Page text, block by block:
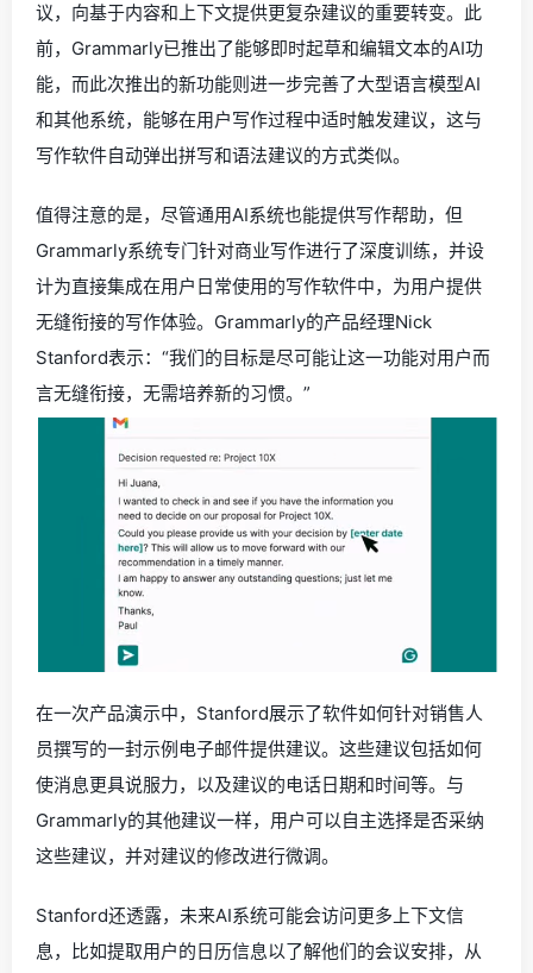
议，向基于内容和上下文提供更复杂建议的重要转变。此
前，Grammarly已推出了能够即时起草和编辑文本的AI功
能，而此次推出的新功能则进一步完善了大型语言模型AI
和其他系统，能够在用户写作过程中适时触发建议，这与
写作软件自动弹出拼写和语法建议的方式类似。
值得注意的是，尽管通用AI系统也能提供写作帮助，但
Grammarly系统专门针对商业写作进行了深度训练，并设
计为直接集成在用户日常使用的写作软件中，为用户提供
无缝衔接的写作体验。Grammarly的产品经理Nick
Stanford表示：“我们的目标是尽可能让这一功能对用户而
言无缝衔接，无需培养新的习惯。”
在一次产品演示中，Stanford展示了软件如何针对销售人
员撰写的一封示例电子邮件提供建议。这些建议包括如何
使消息更具说服力，以及建议的电话日期和时间等。与
Grammarly的其他建议一样，用户可以自主选择是否采纳
这些建议，并对建议的修改进行微调。
Stanford还透露，未来AI系统可能会访问更多上下文信
息，比如提取用户的日历信息以了解他们的会议安排，从